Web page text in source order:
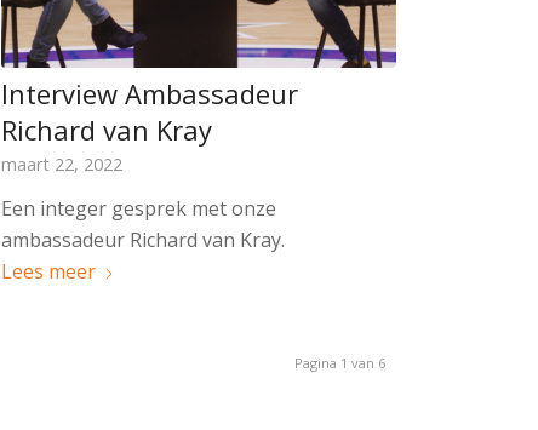
Interview Ambassadeur
Richard van Kray
maart 22, 2022
Een integer gesprek met onze
ambassadeur Richard van Kray.
Lees meer
Pagina 1 van 6